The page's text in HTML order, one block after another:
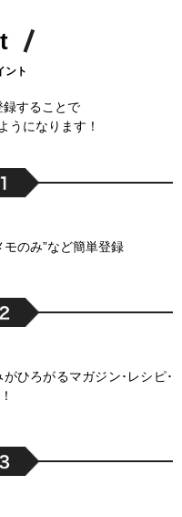
ント
録することで
うになります！
モのみ”など簡単登録
ひろがるマガジン･レシピ･